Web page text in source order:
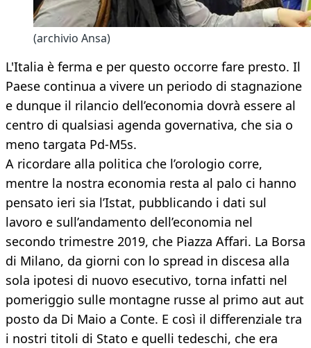
(archivio Ansa)
L'Italia è ferma e per questo occorre fare presto. Il
Paese continua a vivere un periodo di stagnazione
e dunque il rilancio dell’economia dovrà essere al
centro di qualsiasi agenda governativa, che sia o
meno targata Pd-M5s.
A ricordare alla politica che l’orologio corre,
mentre la nostra economia resta al palo ci hanno
pensato ieri sia l’Istat, pubblicando i dati sul
lavoro e sull’andamento dell’economia nel
secondo trimestre 2019, che Piazza Affari. La Borsa
di Milano, da giorni con lo spread in discesa alla
sola ipotesi di nuovo esecutivo, torna infatti nel
pomeriggio sulle montagne russe al primo aut aut
posto da Di Maio a Conte. E così il differenziale tra
i nostri titoli di Stato e quelli tedeschi, che era